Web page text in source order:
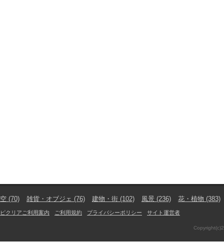
空 (70) 雑貨・オブジェ (76) 建物・街 (102) 風景 (236) 花・植物 (383)
ピクリアご利用案内 ご利用規約 プライバシーポリシー サイト運営者